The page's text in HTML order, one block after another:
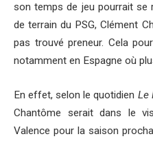
son temps de jeu pourrait se
de terrain du PSG, Clément
pas trouvé preneur. Cela
notamment en Espagne où
En effet, selon le quotidien Le
Chantôme serait dans le
Valence pour la saison